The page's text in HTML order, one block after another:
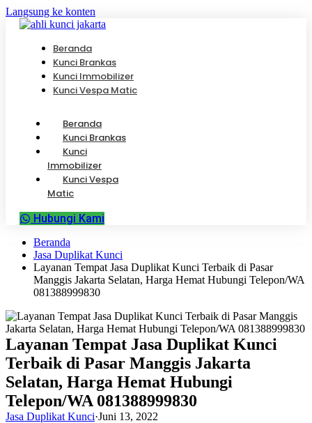
Langsung ke konten
Beranda
Kunci Brankas
Kunci Immobilizer
Kunci Vespa Matic
Beranda
Kunci Brankas
Kunci
Immobilizer
Kunci Vespa
Matic
Hubungi Kami
Beranda
Jasa Duplikat Kunci
Layanan Tempat Jasa Duplikat Kunci Terbaik di Pasar
Manggis Jakarta Selatan, Harga Hemat Hubungi Telepon/WA
081388999830
Layanan Tempat Jasa Duplikat Kunci
Terbaik di Pasar Manggis Jakarta
Selatan, Harga Hemat Hubungi
Telepon/WA 081388999830
Jasa Duplikat Kunci·Juni 13, 2022